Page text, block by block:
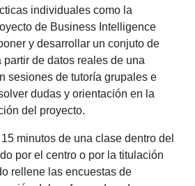
individuales como la
de Business Intelligence
y desarrollar un conjuto de
de datos reales de una
sesiones de tutoría grupales e
dudas y orientación en la
del proyecto.
minutos de una clase dentro del
por el centro o por la titulación
rellene las encuestas de